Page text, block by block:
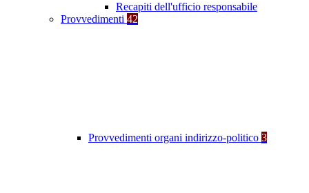
Recapiti dell'ufficio responsabile
Provvedimenti 42
Provvedimenti organi indirizzo-politico 3